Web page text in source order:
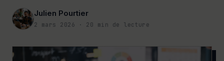
Julien Pourtier
2 mars 2026 · 20 min de lecture